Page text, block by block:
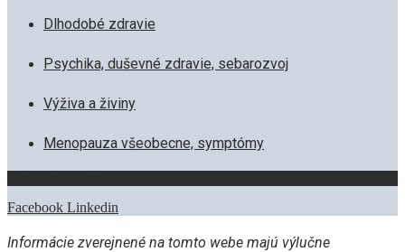
Dlhodobé zdravie
Psychika, duševné zdravie, sebarozvoj
Výživa a živiny
Menopauza všeobecne, symptómy
Facebook Linkedin
Informácie zverejnené na tomto webe majú výlučne